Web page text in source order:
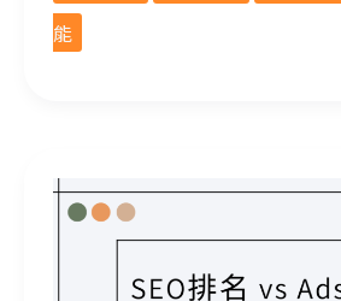
能
SEO排名 vs. Ads廣告